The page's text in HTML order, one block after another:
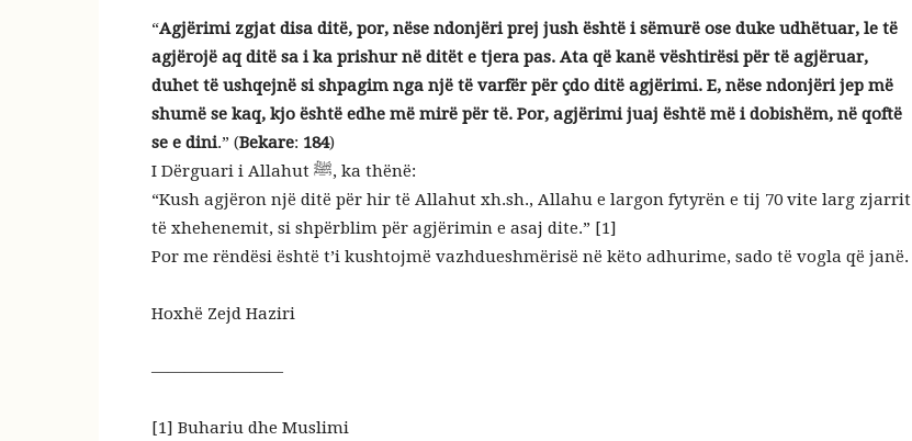
“Agjërimi zgjat disa ditë, por, nëse ndonjëri prej jush është i sëmurë ose duke udhëtuar, le të
agjërojë aq ditë sa i ka prishur në ditët e tjera pas. Ata që kanë vështirësi për të agjëruar,
duhet të ushqejnë si shpagim nga një të varfër për çdo ditë agjërimi. E, nëse ndonjëri jep më
shumë se kaq, kjo është edhe më mirë për të. Por, agjërimi juaj është më i dobishëm, në qoftë
se e dini.” (Bekare: 184)
I Dërguari i Allahut ﷺ, ka thënë:
“Kush agjëron një ditë për hir të Allahut xh.sh., Allahu e largon fytyrën e tij 70 vite larg zjarrit
të xhehenemit, si shpërblim për agjërimin e asaj dite.” [1]
Por me rëndësi është t’i kushtojmë vazhdueshmërisë në këto adhurime, sado të vogla që janë.
Hoxhë Zejd Haziri
————————
[1] Buhariu dhe Muslimi